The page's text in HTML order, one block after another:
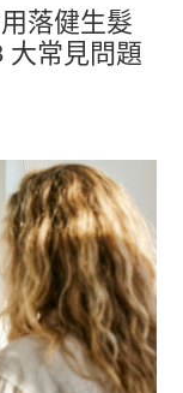
落健生髮
大常見問題